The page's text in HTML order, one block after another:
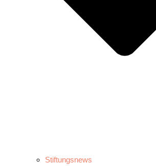
Stiftungsnews